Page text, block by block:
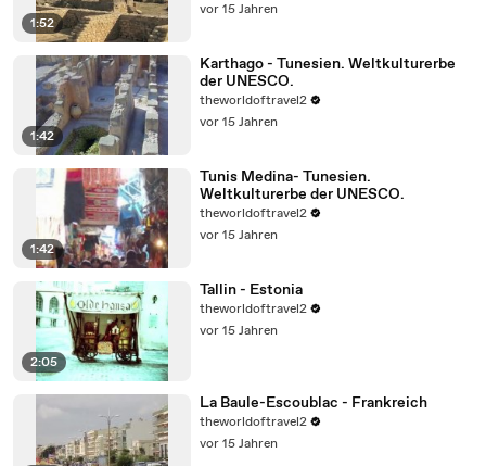
1:52
vor 15 Jahren
1:42
Karthago - Tunesien. Weltkulturerbe
der UNESCO.
theworldoftravel2
vor 15 Jahren
1:42
Tunis Medina- Tunesien.
Weltkulturerbe der UNESCO.
theworldoftravel2
vor 15 Jahren
2:05
Tallin - Estonia
theworldoftravel2
vor 15 Jahren
La Baule-Escoublac - Frankreich
theworldoftravel2
vor 15 Jahren